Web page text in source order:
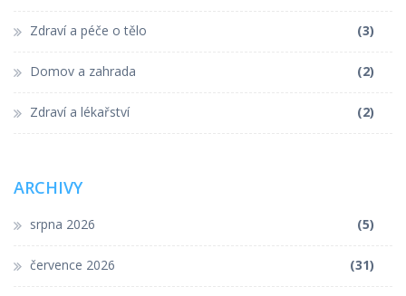
Zdraví a péče o tělo (3)
Domov a zahrada (2)
Zdraví a lékařství (2)
ARCHIVY
srpna 2026 (5)
července 2026 (31)